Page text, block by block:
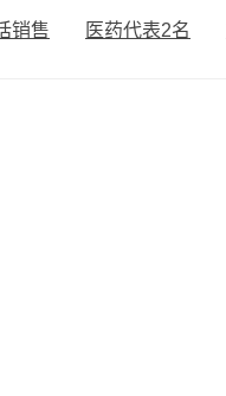
销售 医药代表2名